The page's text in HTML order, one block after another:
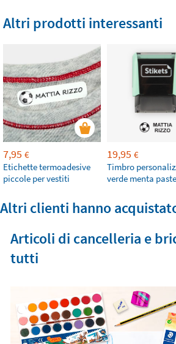
Altri prodotti interessanti
7,95 €
Etichette termoadesive
piccole per vestiti
19,95 €
Timbro
verde menta
Altri clienti hanno
Articoli di cancelleria e
tutti